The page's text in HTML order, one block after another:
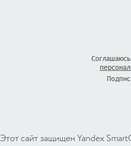
Этот сайт защищен Yandex